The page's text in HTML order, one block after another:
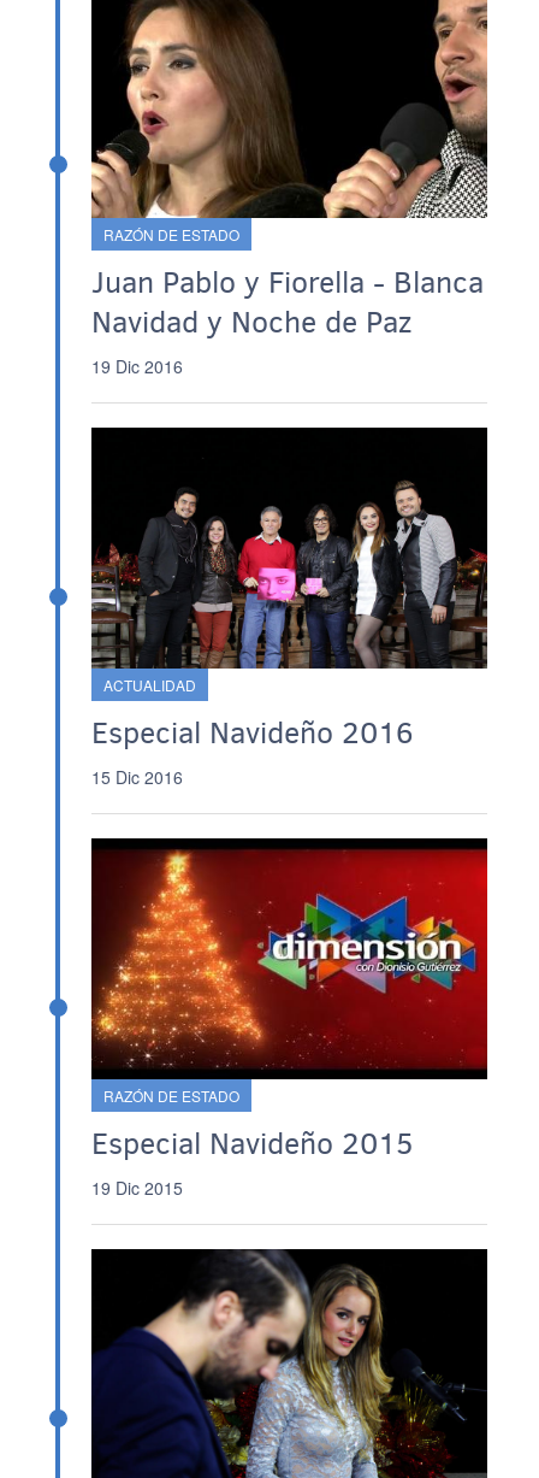
RAZÓN DE ESTADO
Juan Pablo y Fiorella - Blanca
Navidad y Noche de Paz
19 Dic 2016
ACTUALIDAD
Especial Navideño 2016
15 Dic 2016
RAZÓN DE ESTADO
Especial Navideño 2015
19 Dic 2015